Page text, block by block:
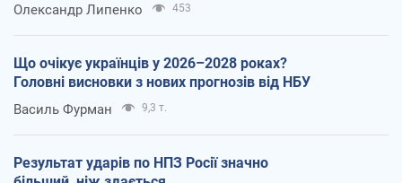
Олександр Липенко 453
Що очікує українців у 2026–2028 роках?
Головні висновки з нових прогнозів від НБУ
Василь Фурман 9,3 т.
Результат ударів по НПЗ Росії значно